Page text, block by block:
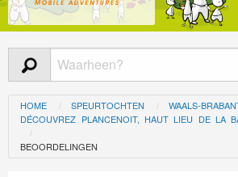
HOME SPEURTOCHTEN
WAALS-
DÉCOUVREZ PLANCENOIT, HAUT LIEU DE LA
BEOORDELINGEN